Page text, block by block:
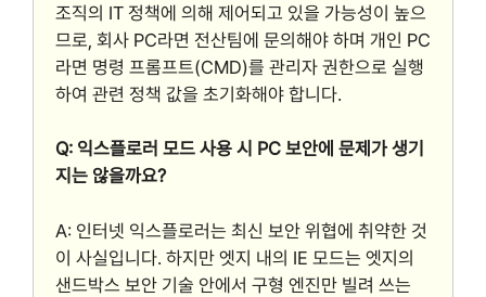
조직의 IT 정책에 의해 제어되고 있을 가능성이 높으
므로, 회사 PC라면 전산팀에 문의해야 하며 개인 PC
라면 명령 프롬프트(CMD)를 관리자 권한으로 실행
하여 관련 정책 값을 초기화해야 합니다.
Q: 익스플로러 모드 사용 시 PC 보안에 문제가 생기
지는 않을까요?
A: 인터넷 익스플로러는 최신 보안 위협에 취약한 것
이 사실입니다. 하지만 엣지 내의 IE 모드는 엣지의
샌드박스 보안 기술 안에서 구형 엔진만 빌려 쓰는